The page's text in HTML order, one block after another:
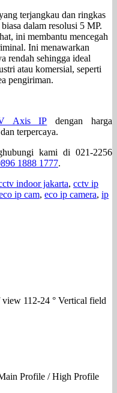
terjangkau dan ringkas
dalam resolusi 5 MP.
ini membantu mencegah
Ini menawarkan
rendah sehingga ideal
atau komersial, seperti
pengiriman.
Axis IP dengan harga
terpercaya.
kami di 021-2256
1888 1777.
indoor jakarta, cctv ip
ip cam, eco ip camera, ip
112-24 ° Vertical field
Profile / High Profile